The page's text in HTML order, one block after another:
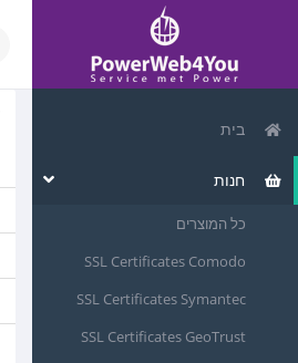
בית
חנות
כל המוצרים
SSL Certificates Comodo
SSL Certificates Symantec
SSL Certificates GeoTrust